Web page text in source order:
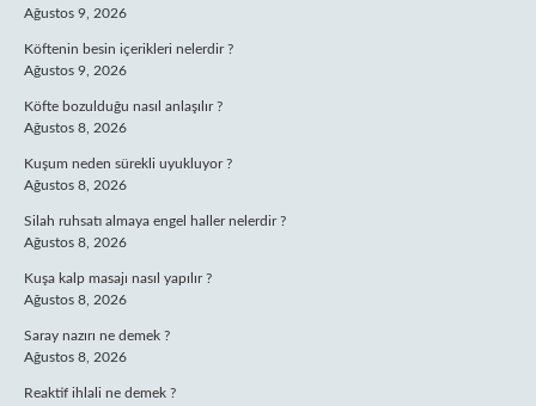
Ağustos 9, 2026
Köftenin besin içerikleri nelerdir ?
Ağustos 9, 2026
Köfte bozulduğu nasıl anlaşılır ?
Ağustos 8, 2026
Kuşum neden sürekli uyukluyor ?
Ağustos 8, 2026
Silah ruhsatı almaya engel haller nelerdir ?
Ağustos 8, 2026
Kuşa kalp masajı nasıl yapılır ?
Ağustos 8, 2026
Saray nazırı ne demek ?
Ağustos 8, 2026
Reaktif ihlali ne demek ?